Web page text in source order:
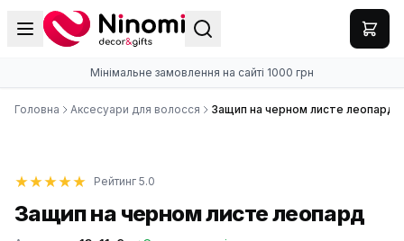
Мінімальне замовлення на сайті 1000 грн
Головна Аксесуари для волосся Защип на черном листе леопард
Рейтинг 5.0
Защип на черном листе леопард